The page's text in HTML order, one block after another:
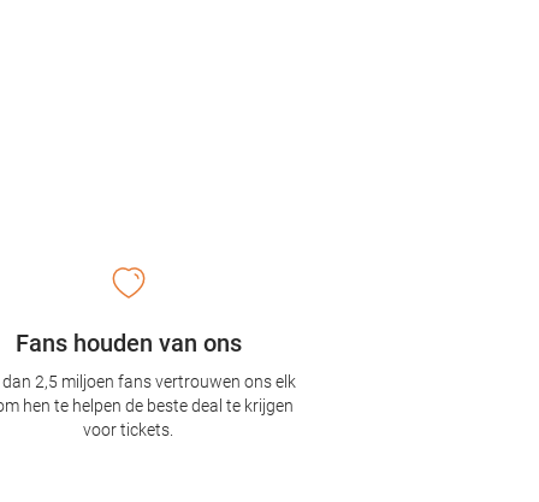
Fans houden van ons
2,5 miljoen fans vertrouwen ons elk
hen te helpen de beste deal te krijgen
voor tickets.